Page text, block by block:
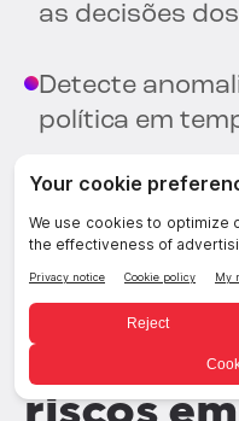
as decisões
Detecte
política em
Manter trilhas
para fins de
Como
se